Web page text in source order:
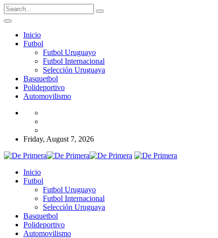
Inicio
Futbol
Futbol Uruguayo
Futbol Internacional
Selección Uruguaya
Basquetbol
Polideportivo
Automovilismo
Friday, August 7, 2026
Inicio
Futbol
Futbol Uruguayo
Futbol Internacional
Selección Uruguaya
Basquetbol
Polideportivo
Automovilismo